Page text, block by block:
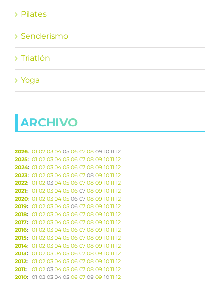
Pilates
Senderismo
Triatlón
Yoga
ARCHIVO
2026: 01 02 03 04 05 06 07 08 09 10 11 12
2025: 01 02 03 04 05 06 07 08 09 10 11 12
2024: 01 02 03 04 05 06 07 08 09 10 11 12
2023: 01 02 03 04 05 06 07 08 09 10 11 12
2022: 01 02 03 04 05 06 07 08 09 10 11 12
2021: 01 02 03 04 05 06 07 08 09 10 11 12
2020: 01 02 03 04 05 06 07 08 09 10 11 12
2019: 01 02 03 04 05 06 07 08 09 10 11 12
2018: 01 02 03 04 05 06 07 08 09 10 11 12
2017: 01 02 03 04 05 06 07 08 09 10 11 12
2016: 01 02 03 04 05 06 07 08 09 10 11 12
2015: 01 02 03 04 05 06 07 08 09 10 11 12
2014: 01 02 03 04 05 06 07 08 09 10 11 12
2013: 01 02 03 04 05 06 07 08 09 10 11 12
2012: 01 02 03 04 05 06 07 08 09 10 11 12
2011: 01 02 03 04 05 06 07 08 09 10 11 12
2010: 01 02 03 04 05 06 07 08 09 10 11 12